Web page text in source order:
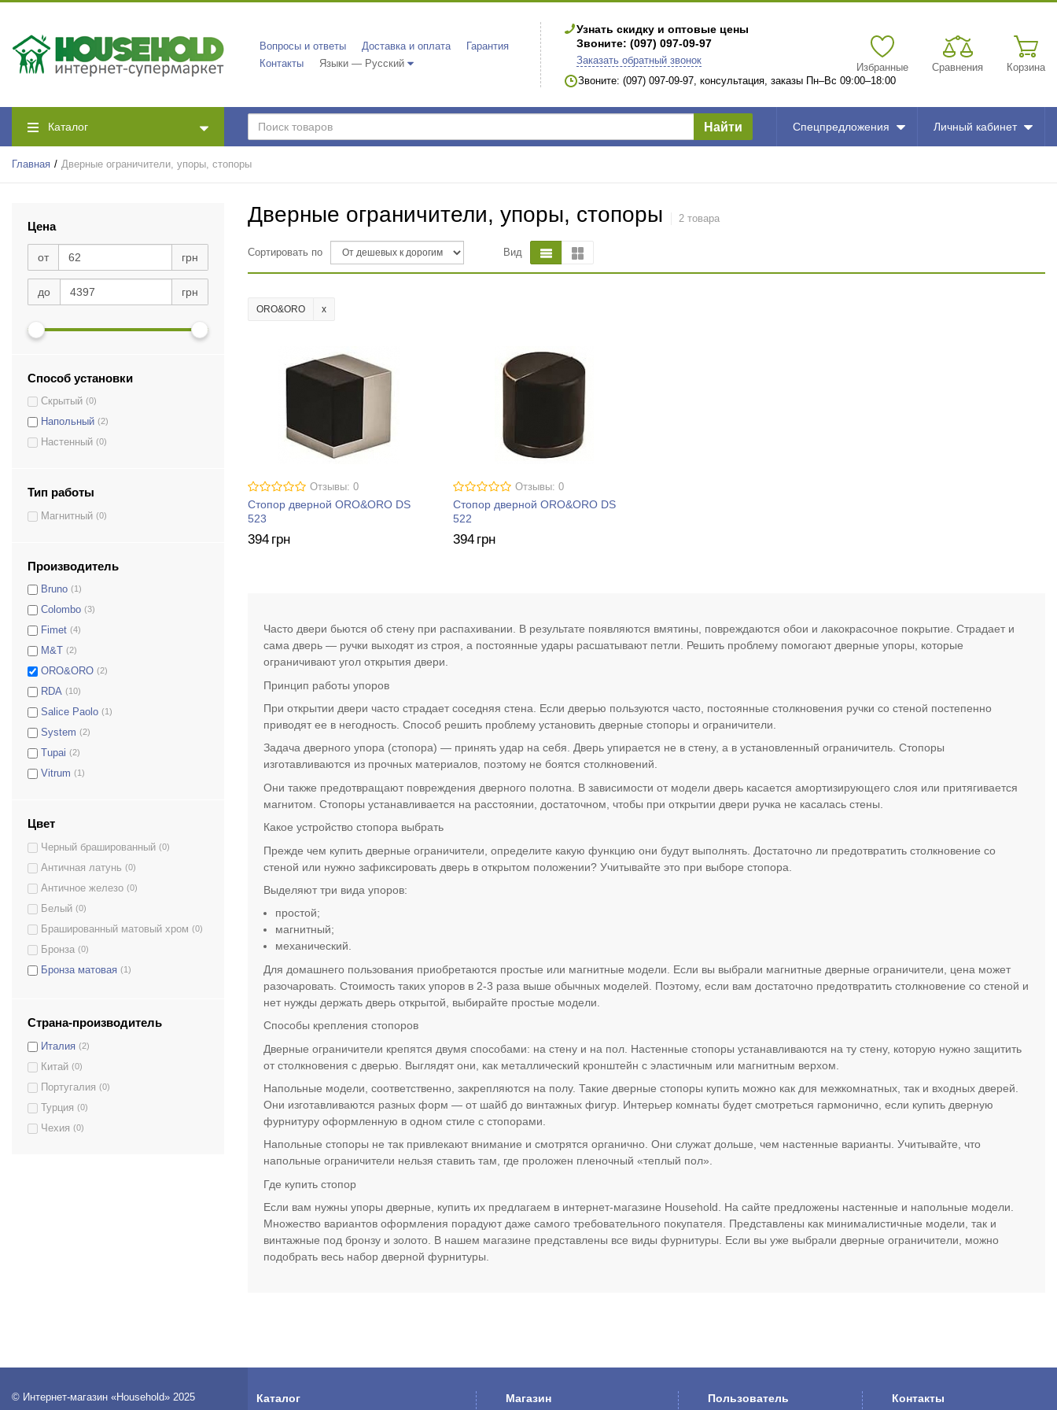
Вопросы и ответы Доставка и оплата
Гарантия
Контакты
Языки — Русский
Узнать скидку и оптовые цены
Звоните: (097) 097-09-97
Заказать обратный звонок
Звоните: (097) 097-09-97, консультация, заказы Пн–Вс 09:00–18:00
Избранные Сравнения Корзина
Каталог Найти Спецпредложения Личный кабинет
Главная Дверные ограничители, упоры, стопоры
Цена
от грн
до грн
Способ установки
Скрытый (0)
Напольный (2)
Настенный (0)
Тип работы
Магнитный (0)
Производитель
Bruno (1)
Colombo (3)
Fimet (4)
M&T (2)
ORO&ORO (2)
RDA (10)
Salice Paolo (1)
System (2)
Tupai (2)
Vitrum (1)
Цвет
Черный брашированный (0)
Античная латунь (0)
Античное железо (0)
Белый (0)
Брашированный матовый хром (0)
Бронза (0)
Бронза матовая (1)
Коричневый
Латунь матовая
Латунь полированная
Матовая античная латунь
Матовая латунь
Матовое золото
Хром (0)
Страна-производитель
Италия (2)
Китай (0)
Португалия (0)
Турция (0)
Чехия (0)
Дверные ограничители, упоры, стопоры 2 товара
Сортировать по Вид
ORO&ORO
Отзывы: 0
Стопор дверной ORO&ORO DS
523
394 грн
Отзывы: 0
Стопор дверной ORO&ORO DS
522
394 грн
Часто двери бьются об стену при распахивании. В результате появляются вмятины, повреждаются обои и лакокрасочное покрытие. Страдает и
сама дверь — ручки выходят из строя, а постоянные удары расшатывают петли. Решить проблему помогают дверные упоры, которые
ограничивают угол открытия двери.
Принцип работы упоров
При открытии двери часто страдает соседняя стена. Если дверью пользуются часто, постоянные столкновения ручки со стеной постепенно
приводят ее в негодность. Способ решить проблему установить дверные стопоры и ограничители.
Задача дверного упора (стопора) — принять удар на себя. Дверь упирается не в стену, а в установленный ограничитель. Стопоры
изготавливаются из прочных материалов, поэтому не боятся столкновений.
Они также предотвращают повреждения дверного полотна. В зависимости от модели дверь касается амортизирующего слоя или притягивается
магнитом. Стопоры устанавливается на расстоянии, достаточном, чтобы при открытии двери ручка не касалась стены.
Какое устройство стопора выбрать
Прежде чем купить дверные ограничители, определите какую функцию они будут выполнять. Достаточно ли предотвратить столкновение со
стеной или нужно зафиксировать дверь в открытом положении? Учитывайте это при выборе стопора.
Выделяют три вида упоров:
простой;
магнитный;
механический.
Для домашнего пользования приобретаются простые или магнитные модели. Если вы выбрали магнитные дверные ограничители, цена может
разочаровать. Стоимость таких упоров в 2-3 раза выше обычных моделей. Поэтому, если вам достаточно предотвратить столкновение со стеной и
нет нужды держать дверь открытой, выбирайте простые модели.
Способы крепления стопоров
Дверные ограничители крепятся двумя способами: на стену и на пол. Настенные стопоры устанавливаются на ту стену, которую нужно защитить
от столкновения с дверью. Выглядят они, как металлический кронштейн с эластичным или магнитным верхом.
Напольные модели, соответственно, закрепляются на полу. Такие дверные стопоры купить можно как для межкомнатных, так и входных дверей.
Они изготавливаются разных форм — от шайб до винтажных фигур. Интерьер комнаты будет смотреться гармонично, если купить дверную
фурнитуру оформленную в одном стиле с стопорами.
Напольные стопоры не так привлекают внимание и смотрятся органично. Они служат дольше, чем настенные варианты. Учитывайте, что
напольные ограничители нельзя ставить там, где проложен пленочный «теплый пол».
Где купить стопор
Если вам нужны упоры дверные, купить их предлагаем в интернет-магазине Household. На сайте предложены настенные и напольные модели.
Множество вариантов оформления порадуют даже самого требовательного покупателя. Представлены как минималистичные модели, так и
винтажные под бронзу и золото. В нашем магазине представлены все виды фурнитуры. Если вы уже выбрали дверные ограничители, можно
подобрать весь набор дверной фурнитуры.
© Интернет-магазин «Household» 2025 Каталог Магазин Пользователь Контакты